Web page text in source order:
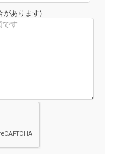
があります)